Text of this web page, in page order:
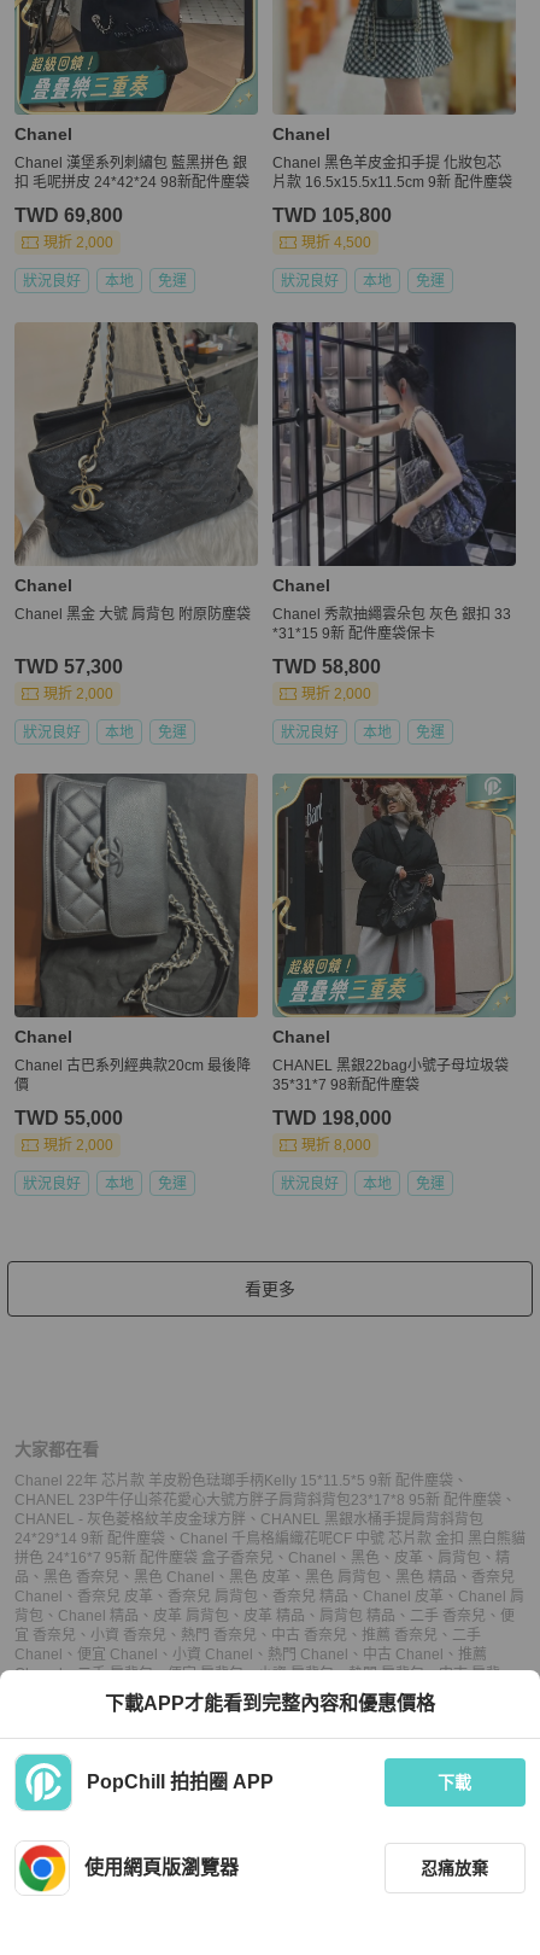
Chanel
Chanel 漢堡系列刺繡包 藍黑拼色 銀
扣 毛呢拼皮 24*42*24 98新配件塵袋
TWD 69,800
現折 2,000
狀況良好 本地 免運
Chanel
Chanel 黑色羊皮金扣手提 化妝包芯
片款 16.5x15.5x11.5cm 9新 配件塵袋
TWD 105,800
現折 4,500
狀況良好 本地 免運
Chanel
Chanel 黑金 大號 肩背包 附原防塵袋
TWD 57,300
現折 2,000
狀況良好 本地 免運
Chanel
Chanel 秀款抽繩雲朵包 灰色 銀扣 33
*31*15 9新 配件塵袋保卡
TWD 58,800
現折 2,000
狀況良好 本地 免運
Chanel
Chanel 古巴系列經典款20cm 最後降
價
TWD 55,000
現折 2,000
狀況良好 本地 免運
Chanel
CHANEL 黑銀22bag小號子母垃圾袋
35*31*7 98新配件塵袋
TWD 198,000
現折 8,000
狀況良好 本地 免運
看更多
大家都在看
Chanel 22年 芯片款 羊皮粉色琺瑯手柄Kelly 15*11.5*5 9新 配件塵袋 、
CHANEL 23P牛仔山茶花愛心大號方胖子肩背斜背包23*17*8 95新 配件塵袋 、
CHANEL - 灰色菱格紋羊皮金球方胖 、 CHANEL 黑銀水桶手提肩背斜背包
24*29*14 9新 配件塵袋 、 Chanel 千鳥格編織花呢CF 中號 芯片款 金扣 黑白熊貓
拼色 24*16*7 95新 配件塵袋 盒子香奈兒 、 Chanel 、 黑色 、 皮革 、 肩背包 、 精
品 、 黑色 香奈兒 、 黑色 Chanel 、 黑色 皮革 、 黑色 肩背包 、 黑色 精品 、 香奈兒
Chanel 、 香奈兒 皮革 、 香奈兒 肩背包 、 香奈兒 精品 、 Chanel 皮革 、 Chanel 肩
背包 、 Chanel 精品 、 皮革 肩背包 、 皮革 精品 、 肩背包 精品 、 二手 香奈兒 、 便
宜 香奈兒 、 小資 香奈兒 、 熱門 香奈兒 、 中古 香奈兒 、 推薦 香奈兒 、 二手
Chanel 、 便宜 Chanel 、 小資 Chanel 、 熱門 Chanel 、 中古 Chanel 、 推薦
Chanel、二手 肩背包、便宜 肩背包、小資 肩背包、熱門 肩背包、中古 肩背
推薦 肩背包、二手 精品 、便宜 精品、小資 精品、熱門 精品、
下載APP才能看到完整內容和優惠價格
PopChill 拍拍圈 APP 下載
使用網頁版瀏覽器 忍痛放棄